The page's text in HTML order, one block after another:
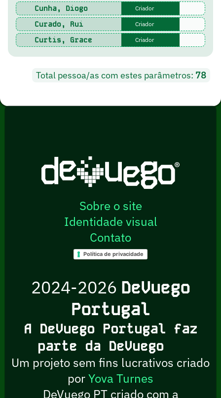
Cunha, Diogo Criador
Curado, Rui Criador
Curtis, Grace Criador
Total pessoa/as com estes parâmetros: 78
Sobre o site
Identidade visual
Contato
Política de privacidade
2024-2026 DeVuego
Portugal
A DeVuego Portugal faz
parte da DeVuego
Um projeto sem fins lucrativos criado
porYova Turnes
DeVuego PT criado com a